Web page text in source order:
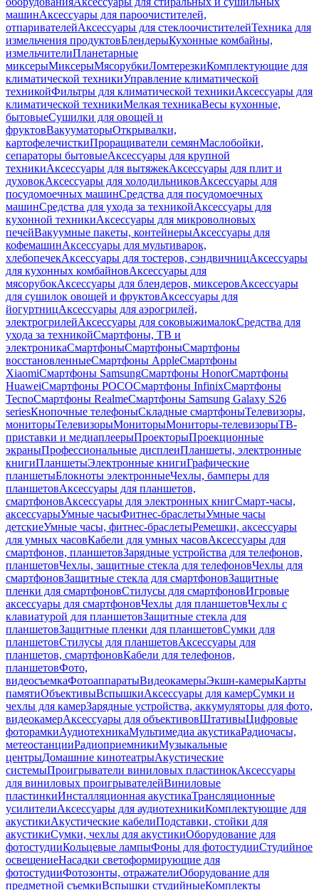
машинАксессуары для пароочистителей,
отпаривателейАксессуары для стеклоочистителейТехника для
измельчения продуктовБлендерыКухонные комбайны,
измельчителиПланетарные
миксерыМиксерыМясорубкиЛомтерезкиКомплектующие для
климатической техникиУправление климатической
техникойФильтры для климатической техникиАксессуары для
климатической техникиМелкая техникаВесы кухонные,
бытовыеСушилки для овощей и
фруктовВакууматорыОткрывалки,
картофелечисткиПроращиватели семянМаслобойки,
сепараторы бытовыеАксессуары для крупной
техникиАксессуары для вытяжекАксессуары для плит и
духовокАксессуары для холодильниковАксессуары для
посудомоечных машинСредства для посудомоечных
машинСредства для ухода за техникойАксессуары для
кухонной техникиАксессуары для микроволновых
печейВакуумные пакеты, контейнерыАксессуары для
кофемашинАксессуары для мультиварок,
хлебопечекАксессуары для тостеров, сэндвичницАксессуары
для кухонных комбайновАксессуары для
мясорубокАксессуары для блендеров, миксеровАксессуары
для сушилок овощей и фруктовАксессуары для
йогуртницАксессуары для аэрогрилей,
электрогрилейАксессуары для соковыжималокСредства для
ухода за техникойСмартфоны, ТВ и
электроникаСмартфоныСмартфоныСмартфоны
восстановленныеСмартфоны AppleСмартфоны
XiaomiСмартфоны SamsungСмартфоны HonorСмартфоны
HuaweiСмартфоны POCOСмартфоны InfinixСмартфоны
TecnoСмартфоны RealmeСмартфоны Samsung Galaxy S26
seriesКнопочные телефоныСкладные смартфоныТелевизоры,
мониторыТелевизорыМониторыМониторы-телевизорыТВ-
приставки и медиаплеерыПроекторыПроекционные
экраныПрофессиональные дисплеиПланшеты, электронные
книгиПланшетыЭлектронные книгиГрафические
планшетыБлокноты электронныеЧехлы, бамперы для
планшетовАксессуары для планшетов,
смартфоновАксессуары для электронных книгСмарт-часы,
аксессуарыУмные часыФитнес-браслетыУмные часы
детскиеУмные часы, фитнес-браслетыРемешки, аксессуары
для умных часовКабели для умных часовАксессуары для
смартфонов, планшетовЗарядные устройства для телефонов,
планшетовЧехлы, защитные стекла для телефоновЧехлы для
смартфоновЗащитные стекла для смартфоновЗащитные
пленки для смартфоновСтилусы для смартфоновИгровые
аксессуары для смартфоновЧехлы для планшетовЧехлы с
клавиатурой для планшетовЗащитные стекла для
планшетовЗащитные пленки для планшетовСумки для
планшетовСтилусы для планшетовАксессуары для
планшетов, смартфоновКабели для телефонов,
планшетовФото,
видеосъемкаФотоаппаратыВидеокамерыЭкшн-камерыКарты
памятиОбъективыВспышкиАксессуары для камерСумки и
чехлы для камерЗарядные устройства, аккумуляторы для фото,
видеокамерАксессуары для объективовШтативыЦифровые
фоторамкиАудиотехникаМультимедиа акустикаРадиочасы,
метеостанцииРадиоприемникиМузыкальные
центрыДомашние кинотеатрыАкустические
системыПроигрыватели виниловых пластинокАксессуары
для виниловых проигрывателейВиниловые
пластинкиИнсталляционная акустикаТрансляционные
усилителиАксессуары для аудиотехникиКомплектующие для
акустикиАкустические кабелиПодставки, стойки для
акустикиСумки, чехлы для акустикиОборудование для
фотостудииКольцевые лампыФоны для фотостудииСтудийное
освещениеНасадки светоформирующие для
фотостудииФотозонты, отражателиОборудование для
предметной съемкиВспышки студийныеКомплекты